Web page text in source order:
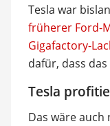
Tesla war
früherer Ford-
Gigafactory-
dafür, dass
Tesla
Das wäre